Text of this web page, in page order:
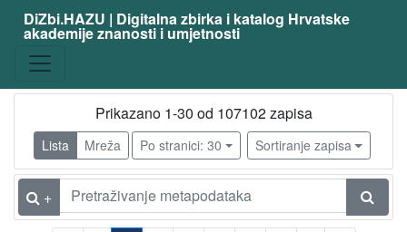
DiZbi.HAZU | Digitalna zbirka i katalog Hrvatske
akademije znanosti i umjetnosti
Prikazano 1-30 od 107102 zapisa
Lista Mreža Po stranici: 30 Sortiranje zapisa
+